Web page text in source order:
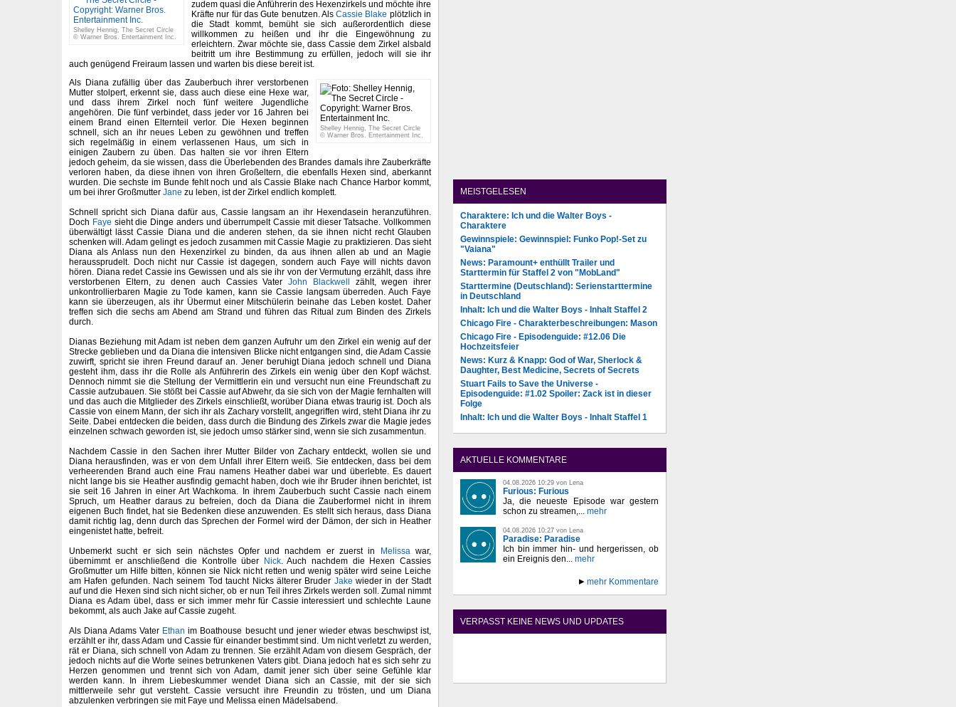
Shelley Hennig, The Secret Circle
© Warner Bros. Entertainment Inc.
zudem quasi die Anführerin des Hexenzirkels und möchte ihre
Kräfte nur für das Gute benutzen. AlsCassie Blake plötzlich in
die Stadt kommt, bemüht sie sich außerordentlich diese
willkommen zu heißen und ihr die Eingewöhnung zu
erleichtern. Zwar möchte sie, dass Cassie dem Zirkel alsbald
beitritt um ihre Bestimmung zu erfüllen, jedoch will sie ihr
auch genügend Freiraum lassen und warten bis diese bereit ist.
Shelley Hennig, The Secret Circle
© Warner Bros. Entertainment Inc.
Als Diana zufällig über das Zauberbuch ihrer verstorbenen
Mutter stolpert, erkennt sie, dass auch diese eine Hexe war,
und dass ihrem Zirkel noch fünf weitere Jugendliche
angehören. Die fünf verbindet, dass jeder vor 16 Jahren bei
einem Brand einen Elternteil verlor. Die Hexen beginnen
schnell, sich an ihr neues Leben zu gewöhnen und treffen
sich regelmäßig in einem verlassenen Haus, um sich in
einigen Zaubern zu üben. Das halten sie vor ihren Eltern
jedoch geheim, da sie wissen, dass die Überlebenden des Brandes damals ihre Zauberkräfte
verloren haben, da diese ihnen von ihren Großeltern, die ebenfalls Hexen sind, aberkannt
wurden. Die sechste im Bunde fehlt noch und als Cassie Blake nach Chance Harbor kommt,
um bei ihrer Großmutter Jane zu leben, ist der Zirkel endlich komplett.
Schnell spricht sich Diana dafür aus, Cassie langsam an ihr Hexendasein heranzuführen.
Doch Faye sieht die Dinge anders und überrumpelt Cassie mit dieser Tatsache. Vollkommen
überwältigt lässt Cassie Diana und die anderen stehen, da sie ihnen nicht recht Glauben
schenken will. Adam gelingt es jedoch zusammen mit Cassie Magie zu praktizieren. Das sieht
Diana als Anlass nun den Hexenzirkel zu binden, da aus ihnen allen ab und an Magie
heraussprudelt. Doch nicht nur Cassie ist dagegen, sondern auch Faye will nichts davon
hören. Diana redet Cassie ins Gewissen und als sie ihr von der Vermutung erzählt, dass ihre
verstorbenen Eltern, zu denen auch Cassies VaterJohn Blackwell
zählt, wegen ihrer
unkontrollierbaren Magie zu Tode kamen, kann sie Cassie langsam überreden. Auch Faye
kann sie überzeugen, als ihr Übermut einer Mitschülerin beinahe das Leben kostet. Daher
treffen sich die sechs am Abend am Strand und führen das Ritual zum Binden des Zirkels
durch.
Dianas Beziehung mit Adam ist neben dem ganzen Aufruhr um den Zirkel ein wenig auf der
Strecke geblieben und da Diana die intensiven Blicke nicht entgangen sind, die Adam Cassie
zuwirft, spricht sie ihren Freund darauf an. Jener beruhigt Diana jedoch schnell und Diana
gesteht ihm, dass ihr die Rolle als Anführerin des Zirkels ein wenig über den Kopf wächst.
Dennoch nimmt sie die Stellung der Vermittlerin ein und versucht nun eine Freundschaft zu
Cassie aufzubauen. Sie stößt bei Cassie auf Abwehr, da sie sich von der Magie fernhalten will
und das auch die Mitglieder des Zirkels einschließt, worüber Diana etwas traurig ist. Doch als
Cassie von einem Mann, der sich ihr als Zachary vorstellt, angegriffen wird, steht Diana ihr zu
Seite. Dabei entdecken die beiden, dass durch die Bindung des Zirkels zwar die Magie jedes
einzelnen schwach geworden ist, sie jedoch umso stärker sind, wenn sie sich zusammentun.
Nachdem Cassie in den Sachen ihrer Mutter Bilder von Zachary entdeckt, wollen sie und
Diana herausfinden, was er von dem Unfall ihrer Eltern weiß. Sie entdecken, dass bei dem
verheerenden Brand auch eine Frau namens Heather dabei war und überlebte. Es dauert
nicht lange bis sie Heather ausfindig gemacht haben, doch wie ihr Bruder ihnen berichtet, ist
sie seit 16 Jahren in einer Art Wachkoma. In ihrem Zauberbuch sucht Cassie nach einem
Spruch, um Heather daraus zu befreien, doch da Diana die Zauberformel nicht in ihrem
eigenen Buch findet, hat sie Bedenken diese anzuwenden. Es stellt sich heraus, dass Diana
damit richtig lag, denn durch das Sprechen der Formel wird der Dämon, der sich in Heather
eingenistet hatte, befreit.
Unbemerkt sucht er sich sein nächstes Opfer und nachdem er zuerst in
Melissawar,
übernimmt er anschließend die Kontrolle über
Nick. Auch nachdem die Hexen Cassies
Großmutter um Hilfe bitten, können sie Nick nicht retten und wenig später wird seine Leiche
am Hafen gefunden. Nach seinem Tod taucht Nicks älterer Bruder Jake wieder in der Stadt
auf und die Hexen sind sich nicht sicher, ob er nun Teil ihres Zirkels werden soll. Zumal nimmt
Diana es Adam übel, dass er sich immer mehr für Cassie interessiert und schlechte Laune
bekommt, als auch Jake auf Cassie zugeht.
Als Diana Adams Vater Ethan im Boathouse besucht und jener wieder etwas beschwipst ist,
erzählt er ihr, dass Adam und Cassie für einander bestimmt sind. Um nicht verletzt zu werden,
rät er Diana, sich schnell von Adam zu trennen. Sie erzählt Adam von diesem Gespräch, der
jedoch nichts auf die Worte seines betrunkenen Vaters gibt. Diana jedoch hat es sich sehr zu
Herzen genommen und trennt sich von Adam, damit jener sich über seine Gefühle klar
werden kann. In ihrem Liebeskummer wendet Diana sich an Cassie, mit der sie sich
mittlerweile sehr gut versteht. Cassie versucht ihre Freundin zu trösten, und um Diana
abzulenken verbringen sie mit Faye und Melissa einen Mädelsabend.
MEISTGELESEN
Charaktere: Ich und die Walter Boys -
Charaktere
Gewinnspiele: Gewinnspiel: Funko Pop!-Set zu
"Vaiana"
News: Paramount+ enthüllt Trailer und
Starttermin für Staffel 2 von "MobLand"
Starttermine (Deutschland): Serienstarttermine
in Deutschland
Inhalt: Ich und die Walter Boys - Inhalt Staffel 2
Chicago Fire - Charakterbeschreibungen: Mason
Chicago Fire - Episodenguide: #12.06 Die
Hochzeitsfeier
News: Kurz & Knapp: God of War, Sherlock &
Daughter, Best Medicine, Secrets of Secrets
Stuart Fails to Save the Universe -
Episodenguide: #1.02 Spoiler: Zack ist in dieser
Folge
Inhalt: Ich und die Walter Boys - Inhalt Staffel 1
AKTUELLE KOMMENTARE
04.08.2026 10:29 von Lena
Furious: Furious
Ja, die neueste Episode war gestern
schon zu streamen,... mehr
04.08.2026 10:27 von Lena
Paradise: Paradise
Ich bin immer hin- und hergerissen, ob
ein Ereignis den... mehr
mehr Kommentare
VERPASST KEINE NEWS UND UPDATES